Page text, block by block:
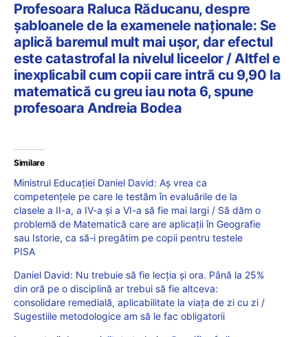
Profesoara Raluca Răducanu, despre
șabloanele de la examenele naționale: Se
aplică baremul mult mai ușor, dar efectul
este catastrofal la nivelul liceelor / Altfel e
inexplicabil cum copii care intră cu 9,90 la
matematică cu greu iau nota 6, spune
profesoara Andreia Bodea
Similare
Ministrul Educației Daniel David: Aș vrea ca
competențele pe care le testăm în evaluările de la
clasele a II-a, a IV-a și a VI-a să fie mai largi / Să dăm o
problemă de Matematică care are aplicații în Geografie
sau Istorie, ca să-i pregătim pe copii pentru testele
PISA
Daniel David: Nu trebuie să fie lecția și ora. Până la 25%
din oră pe o disciplină ar trebui să fie altceva:
consolidare remedială, aplicabilitate la viața de zi cu zi /
Sugestiile metodologice am să le fac obligatorii